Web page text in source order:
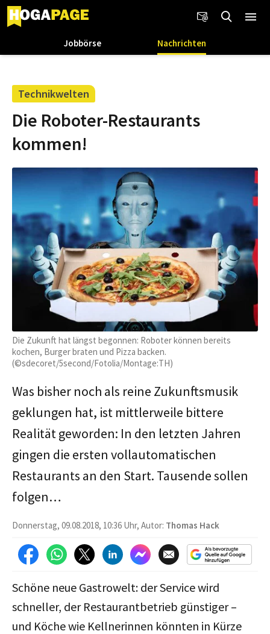
Jobbörse Nachrichten
Technikwelten
Die Roboter-Restaurants
kommen!
Die Zukunft hat längst begonnen: Roboter können bereits
kochen, Burger braten und Pizza backen.
(©sdecoret/5second/Fotolia/Montage:TH)
Was bisher noch als reine Zukunftsmusik
geklungen hat, ist mittlerweile bittere
Realität geworden: In den letzten Jahren
gingen die ersten vollautomatischen
Restaurants an den Start. Tausende sollen
folgen…
Donnerstag, 09.08.2018, 10:36 Uhr, Autor: Thomas Hack
Schöne neue Gastrowelt: der Service wird
schneller, der Restaurantbetrieb günstiger –
und Köche wie Kellnerinnen könnten in Kürze